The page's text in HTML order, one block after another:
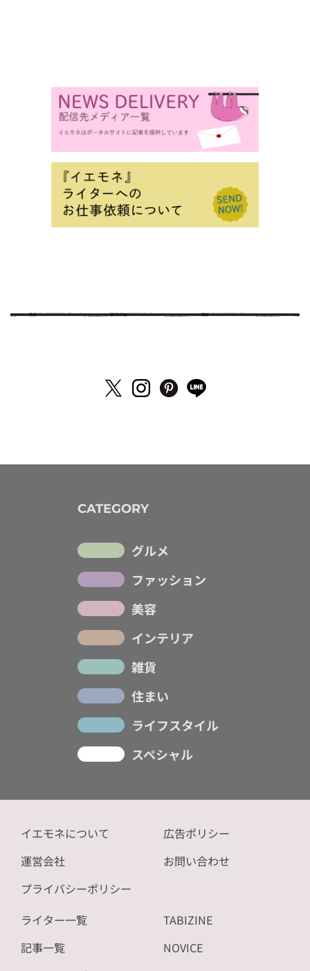
CATEGORY
グルメ
ファッション
美容
インテリア
雑貨
住まい
ライフスタイル
スペシャル
イエモネについて
運営会社
プライバシーポリシー
広告ポリシー
お問い合わせ
ライター一覧
記事一覧
TABIZINE
NOVICE